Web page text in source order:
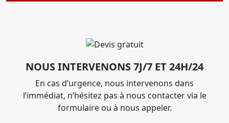
NOUS INTERVENONS 7J/7 ET 24H/24
En cas d’urgence, nous intervenons dans
l’immédiat, n’hésitez pas à nous contacter via le
formulaire ou à nous appeler.